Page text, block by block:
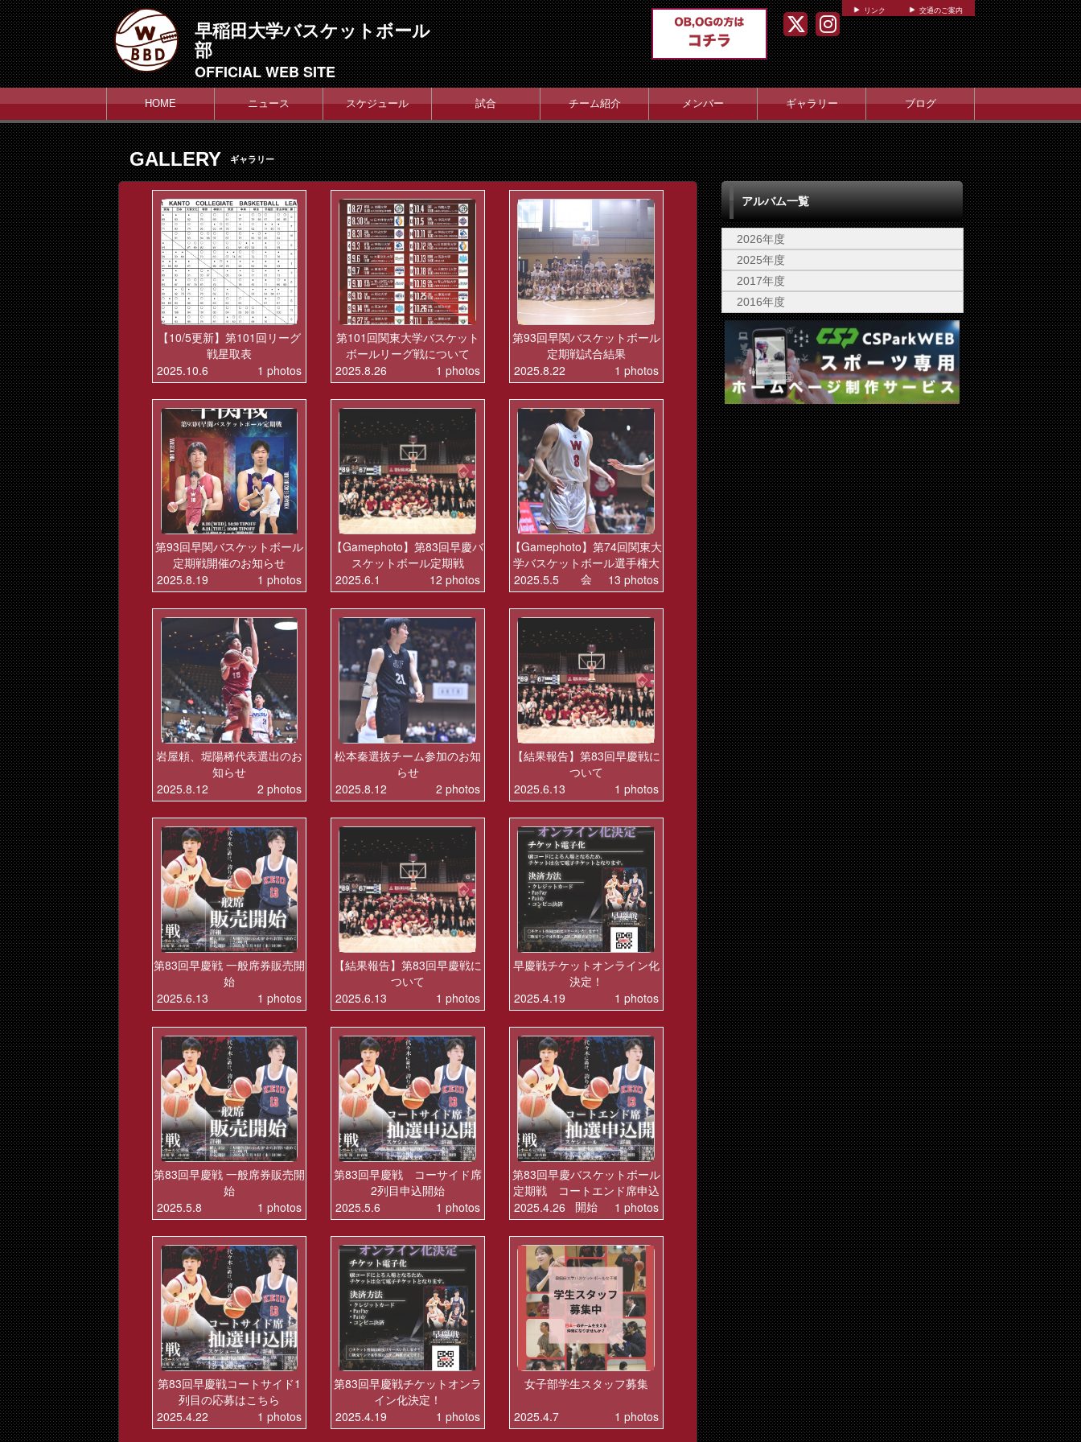
リンク 交通のご案内
早稲田大学バスケットボール
部
OFFICIAL WEB SITE
HOME ニュース スケジュール 試合 チーム紹介 メンバー ギャラリー ブログ
GALLERY ギャラリー
【10/5更新】第101回リーグ
戦星取表
2025.10.6
1 photos
第101回関東大学バスケット
ボールリーグ戦について
2025.8.26
1 photos
第93回早関バスケットボール
定期戦試合結果
2025.8.22
1 photos
第93回早関バスケットボール
定期戦開催のお知らせ
2025.8.19
1 photos
【Gamephoto】第83回早慶バ
スケットボール定期戦
2025.6.1
12 photos
【Gamephoto】第74回関東大
学バスケットボール選手権大
会
2025.5.5 13 photos
岩屋頼、堀陽稀代表選出のお
知らせ
2025.8.12
2 photos
松本秦選抜チーム参加のお知
らせ
2025.8.12
2 photos
【結果報告】第83回早慶戦に
ついて
2025.6.13
1 photos
第83回早慶戦 一般席券販売開
始
2025.6.13
1 photos
【結果報告】第83回早慶戦に
ついて
2025.6.13
1 photos
早慶戦チケットオンライン化
決定！
2025.4.19
1 photos
第83回早慶戦 一般席券販売開
始
2025.5.8
1 photos
第83回早慶戦 コーサイド席
2列目申込開始
2025.5.6
1 photos
第83回早慶バスケットボール
定期戦 コートエンド席申込
開始
2025.4.26 1 photos
第83回早慶戦コートサイド1
列目の応募はこちら
2025.4.22
1 photos
第83回早慶戦チケットオンラ
イン化決定！
2025.4.19
1 photos
女子部学生スタッフ募集
2025.4.7 1 photos
アルバム一覧
2026年度
2025年度
2017年度
2016年度